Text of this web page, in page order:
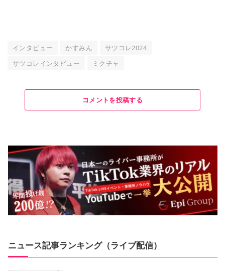
インタビュー かすみん
サツコレ2024
サツコレインタビュー
ミクチャ
コメントを投稿する
ニュース記事ランキング（ライブ配信）